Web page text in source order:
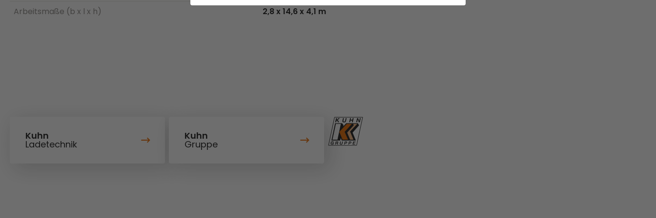
Arbeitsmaße (b x l x h)
2,8 x 14,6 x 4,1 m
Kuhn
Ladetechnik
Kuhn
Gruppe